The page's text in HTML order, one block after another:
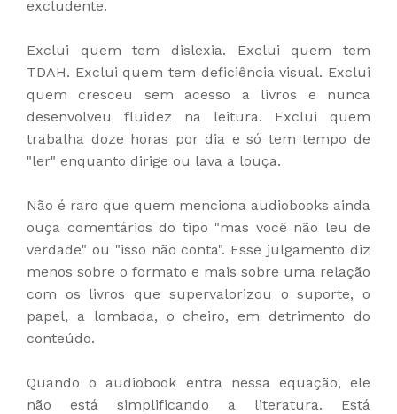
excludente.
Exclui quem tem dislexia. Exclui quem tem
TDAH. Exclui quem tem deficiência visual. Exclui
quem cresceu sem acesso a livros e nunca
desenvolveu fluidez na leitura. Exclui quem
trabalha doze horas por dia e só tem tempo de
"ler" enquanto dirige ou lava a louça.
Não é raro que quem menciona audiobooks ainda
ouça comentários do tipo "mas você não leu de
verdade" ou "isso não conta". Esse julgamento diz
menos sobre o formato e mais sobre uma relação
com os livros que supervalorizou o suporte, o
papel, a lombada, o cheiro, em detrimento do
conteúdo.
Quando o audiobook entra nessa equação, ele
não está simplificando a literatura. Está